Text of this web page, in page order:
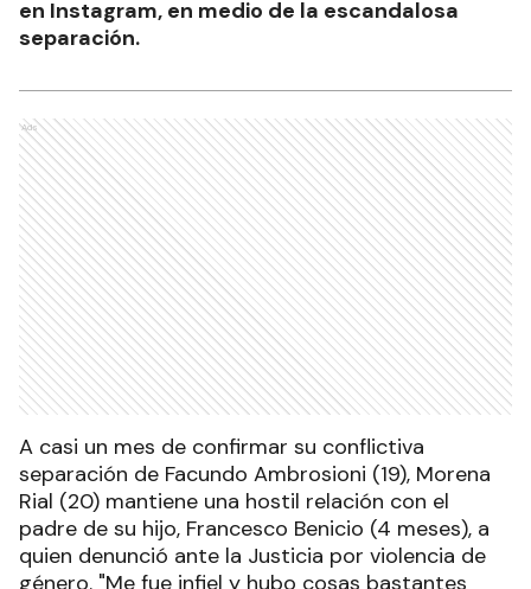
en Instagram, en medio de la escandalosa
separación.
Ads
A casi un mes de confirmar su conflictiva
separación de Facundo Ambrosioni (19), Morena
Rial (20) mantiene una hostil relación con el
padre de su hijo, Francesco Benicio (4 meses), a
quien denunció ante la Justicia por violencia de
género. "Me fue infiel y hubo cosas bastantes